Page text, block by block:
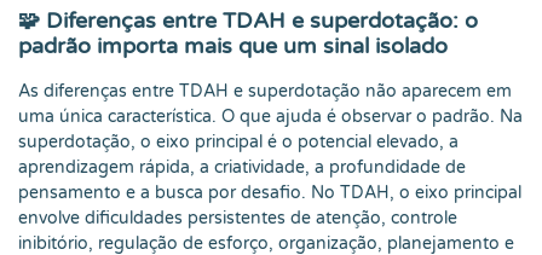
🧩 Diferenças entre TDAH e superdotação: o
padrão importa mais que um sinal isolado
As diferenças entre TDAH e superdotação não aparecem em
uma única característica. O que ajuda é observar o padrão. Na
superdotação, o eixo principal é o potencial elevado, a
aprendizagem rápida, a criatividade, a profundidade de
pensamento e a busca por desafio. No TDAH, o eixo principal
envolve dificuldades persistentes de atenção, controle
inibitório, regulação de esforço, organização, planejamento e